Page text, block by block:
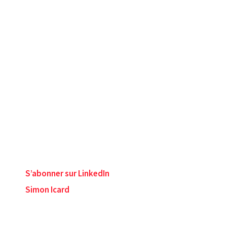
S’abonner sur LinkedIn
Simon Icard